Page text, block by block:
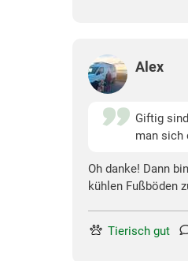
Alex
Giftig
man sich
Oh danke! Dann
kühlen Fußböden
Tierisch gut